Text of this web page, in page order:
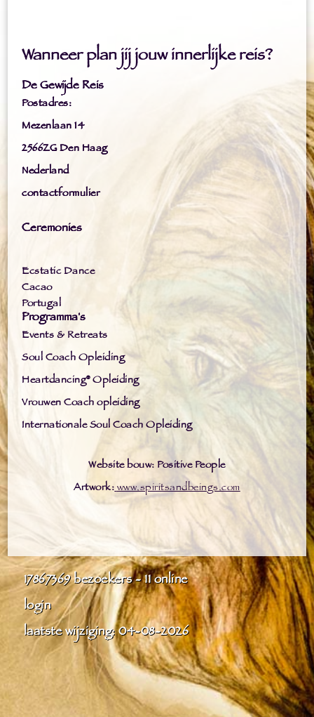
Wanneer plan jij jouw innerlijke reis?
De Gewijde Reis
Postadres:
Mezenlaan 14
2566ZG Den Haag
Nederland
contactformulier
Ceremonies
Ecstatic Dance
Cacao
Portugal
Programma's
Events & Retreats
Soul Coach Opleiding
Heartdancing® Opleiding
Vrouwen Coach opleiding
Internationale Soul Coach Opleiding
Website bouw: Positive People
Artwork:www.spiritsandbeings.com
17867369bezoekers - 11 online
login
laatste wijziging: 04-08-2026